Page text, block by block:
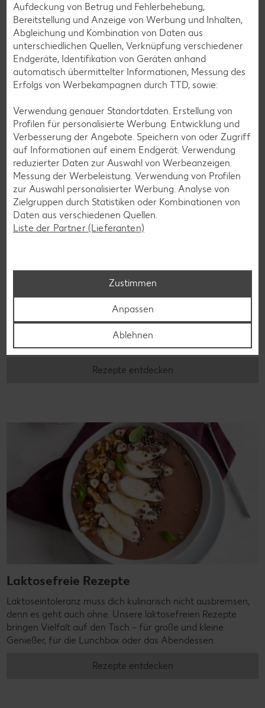
Bananen-Rezepte
Zurück zu allen Rezepten
Glutenfreie Rezepte
Wer auf Gluten verzichtet, muss nicht automatisch auf
Vielfalt und Geschmack verzichten. Ob süß oder herzhaft –
mit unseren glutenfreien Rezepten zauberst du dir Gerichte,
die nicht nur verträglich, sondern auch richtig lecker sind.
Rezepte entdecken
Laktosefreie Rezepte
Laktoseintoleranz muss dich kulinarisch nicht ausbremsen,
denn es geht auch ohne. Unsere laktosefreien Rezepte
bringen Vielfalt auf den Tisch – für große und kleine
Genießer, für die Lunchbox oder das Abendessen.
Rezepte entdecken
Aufdeckung von Betrug und Fehlerbehebung,
Bereitstellung und Anzeige von Werbung und Inhalten,
Abgleichung und Kombination von Daten aus
unterschiedlichen Quellen, Verknüpfung verschiedener
Endgeräte, Identifikation von Geräten anhand
automatisch übermittelter Informationen, Messung des
Erfolgs von Werbekampagnen durch TTD, sowie:
Verwendung genauer Standortdaten. Erstellung von
Profilen für personalisierte Werbung. Entwicklung und
Verbesserung der Angebote. Speichern von oder Zugriff
auf Informationen auf einem Endgerät. Verwendung
reduzierter Daten zur Auswahl von Werbeanzeigen.
Messung der Werbeleistung. Verwendung von Profilen
zur Auswahl personalisierter Werbung. Analyse von
Zielgruppen durch Statistiken oder Kombinationen von
Daten aus verschiedenen Quellen.
Liste der Partner (Lieferanten)
Zustimmen
Anpassen
Ablehnen